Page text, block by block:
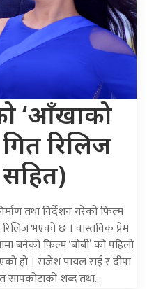
‘आँखाको
रिलिज
तथा निर्देशन गरेको फिल्म
रिलिज भएको छ । वास्तविक प्रेम
बनेको फिल्म ‘बोबी’ को पहिलो
हो । राजेश पायल राई र दीपा
सापकोटाको शब्द तथा…